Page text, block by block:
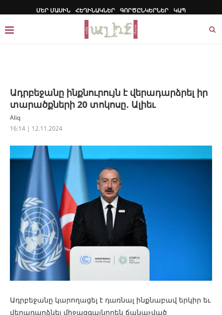
ՄԵՐ ՄԱՍԻՆ ՀԵՂԻՆԱԿՆԵՐ ԳՈՐԾԸՆԿԵՐՆԵՐ ԿԱՊ
Ադրբեջանը ինքնուրույն է վերադարձրել իր
տարածքների 20 տոկոսը․ Ալիեւ
Aliq
16:14 | 12.11.2024
Ադրբեջանը կարողացել է դառնալ ինքնաբավ երկիր եւ
վերադարձնել միջազգայնորեն ճանաչված